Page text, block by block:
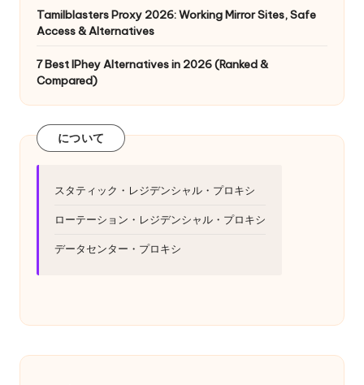
Tamilblasters Proxy 2026: Working Mirror Sites, Safe
Access & Alternatives
7 Best IPhey Alternatives in 2026 (Ranked &
Compared)
について
スタティック・レジデンシャル・プロキシ
ローテーション・レジデンシャル・プロキシ
データセンター・プロキシ